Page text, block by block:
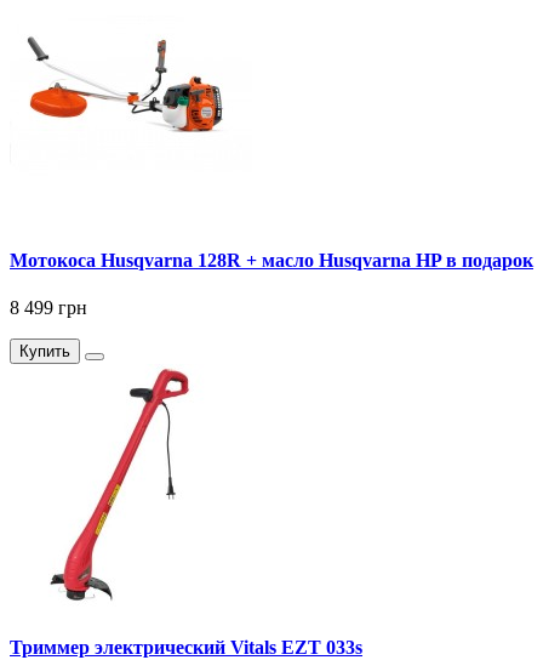
Мотокоса Husqvarna 128R + масло Husqvarna HP в подарок
8 499 грн
Купить
Триммер электрический Vitals EZT 033s